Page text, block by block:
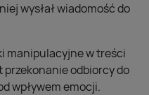
wysłał wiadomość do
manipulacyjne w treści
odbiorcy do
wpływem emocji.